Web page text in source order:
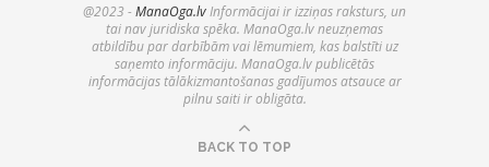
@2023 - ManaOga.lvInformācijai ir izziņas raksturs, un
tai nav juridiska spēka. ManaOga.lv neuzņemas
atbildību par darbībām vai lēmumiem, kas balstīti uz
saņemto informāciju. ManaOga.lv publicētās
informācijas tālākizmantošanas gadījumos atsauce ar
pilnu saiti ir obligāta.
BACK TO TOP